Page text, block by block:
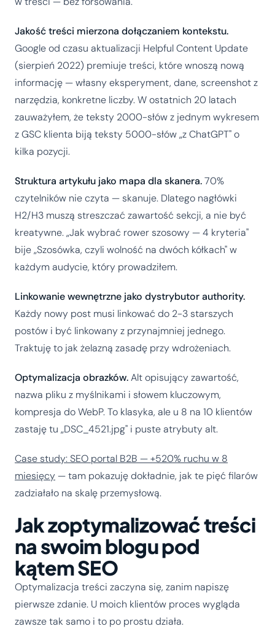
Jakość treści mierzona dołączaniem kontekstu.
Google od czasu aktualizacji Helpful Content Update
(sierpień 2022) premiuje treści, które wnoszą nową
informację — własny eksperyment, dane, screenshot z
narzędzia, konkretne liczby. W ostatnich 20 latach
zauważyłem, że teksty 2000-słów z jednym wykresem
z GSC klienta biją teksty 5000-słów „z ChatGPT" o
kilka pozycji.
Struktura artykułu jako mapa dla skanera.70%
czytelników nie czyta — skanuje. Dlatego nagłówki
H2/H3 muszą streszczać zawartość sekcji, a nie być
kreatywne. „Jak wybrać rower szosowy — 4 kryteria"
bije „Szosówka, czyli wolność na dwóch kółkach" w
każdym audycie, który prowadziłem.
Linkowanie wewnętrzne jako dystrybutor authority.
Każdy nowy post musi linkować do 2-3 starszych
postów i być linkowany z przynajmniej jednego.
Traktuję to jak żelazną zasadę przy wdrożeniach.
Optymalizacja obrazków.Alt opisujący zawartość,
nazwa pliku z myślnikami i słowem kluczowym,
kompresja do WebP. To klasyka, ale u 8 na 10 klientów
zastaję tu „DSC_4521.jpg" i puste atrybuty alt.
Case study: SEO portal B2B — +520% ruchu w 8
miesięcy— tam pokazuję dokładnie, jak te pięć filarów
zadziałało na skalę przemysłową.
Jak zoptymalizować treści
na swoim blogu pod
kątem SEO
Optymalizacja treści zaczyna się, zanim napiszę
pierwsze zdanie. U moich klientów proces wygląda
zawsze tak samo i to po prostu działa.